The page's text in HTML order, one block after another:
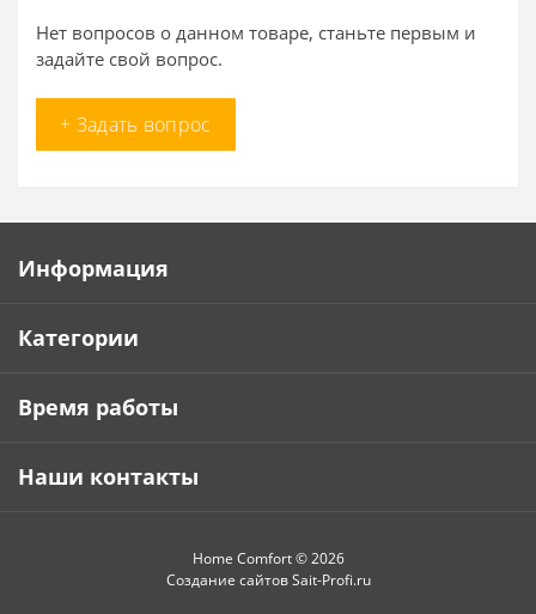
Нет вопросов о данном товаре, станьте первым и
задайте свой вопрос.
+ Задать вопрос
Информация
Категории
Время работы
Наши контакты
Home Comfort © 2026
Создание сайтовSait-Profi.ru